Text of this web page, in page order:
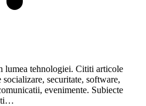
lumea tehnologiei. Cititi articole
socializare, securitate, software,
evenimente. Subiecte